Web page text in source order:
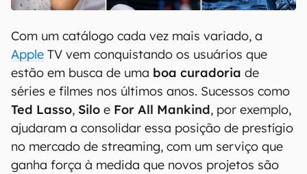
Com um catálogo cada vez mais variado, a
Apple TV vem conquistando os usuários que
estão em busca de uma boa curadoria de
séries e filmes nos últimos anos. Sucessos como
Ted Lasso, Silo e For All Mankind, por exemplo,
ajudaram a consolidar essa posição de prestígio
no mercado de streaming, com um serviço que
ganha força à medida que novos projetos são